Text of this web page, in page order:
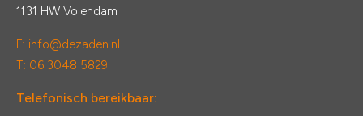
1131 HW Volendam
E: info@dezaden.nl
T: 06 3048 5829
Telefonisch bereikbaar: